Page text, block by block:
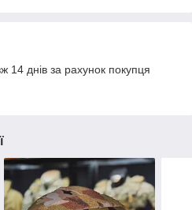
14 днів за рахунок покупця